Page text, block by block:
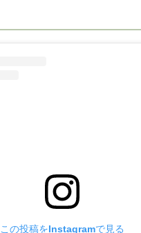
この投稿をInstagramで見る